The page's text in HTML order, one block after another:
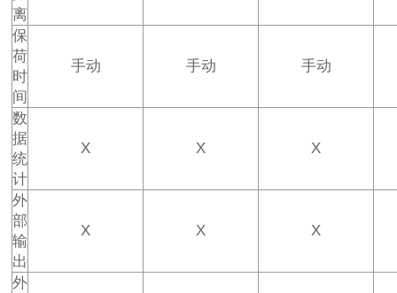
离
保
荷
时
间
手动 手动 手动
数
据
统
计
X X X
外
部
输
出
X X X
外